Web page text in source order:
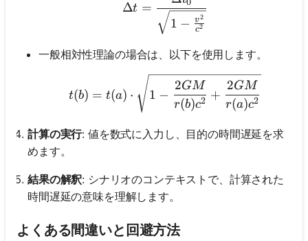
Δt =
1 − c2
v2
一般相対性理論の場合は、以下を使用します。
t(b) = t(a) \cdot
t(b) = t(a) ⋅ 1 −
r(b)c2
2GM
+
r(a)c2
2GM
計算の実行: 値を数式に入力し、目的の時間遅延を求
めます。
結果の解釈: シナリオのコンテキストで、計算された
時間遅延の意味を理解します。
よくある間違いと回避方法